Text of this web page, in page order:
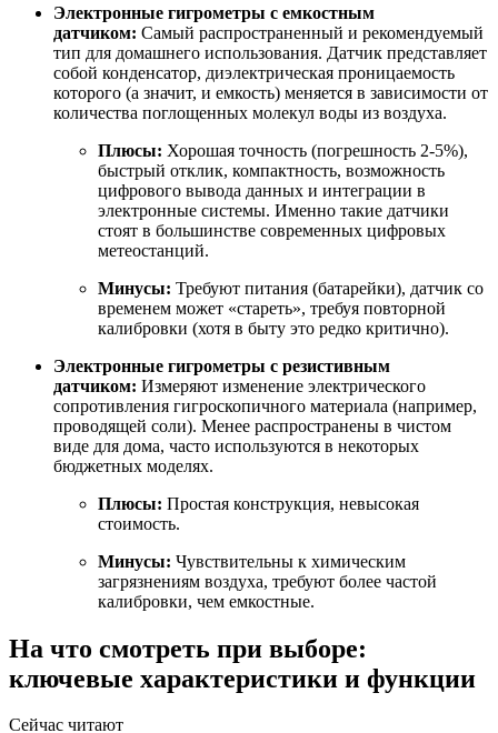
Электронные гигрометры с емкостным
датчиком: Самый распространенный и рекомендуемый
тип для домашнего использования. Датчик представляет
собой конденсатор, диэлектрическая проницаемость
которого (а значит, и емкость) меняется в зависимости от
количества поглощенных молекул воды из воздуха.
Плюсы: Хорошая точность (погрешность 2-5%),
быстрый отклик, компактность, возможность
цифрового вывода данных и интеграции в
электронные системы. Именно такие датчики
стоят в большинстве современных цифровых
метеостанций.
Минусы: Требуют питания (батарейки), датчик со
временем может «стареть», требуя повторной
калибровки (хотя в быту это редко критично).
Электронные гигрометры с резистивным
датчиком: Измеряют изменение электрического
сопротивления гигроскопичного материала (например,
проводящей соли). Менее распространены в чистом
виде для дома, часто используются в некоторых
бюджетных моделях.
Плюсы: Простая конструкция, невысокая
стоимость.
Минусы: Чувствительны к химическим
загрязнениям воздуха, требуют более частой
калибровки, чем емкостные.
На что смотреть при выборе:
ключевые характеристики и функции
Сейчас читают